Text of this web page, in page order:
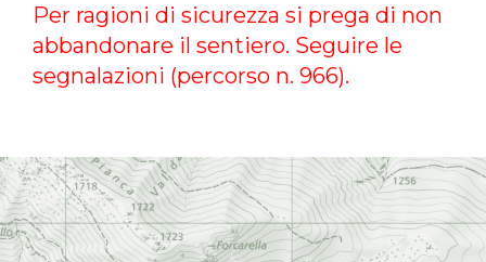
Per ragioni di sicurezza si prega di non
abbandonare il sentiero. Seguire le
segnalazioni (percorso n. 966).